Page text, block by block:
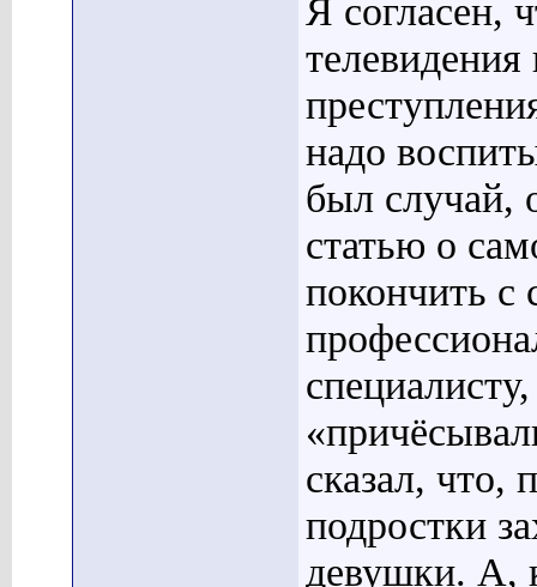
Я согласен,
надо
был случай,
статью о
покончить с
сказал, что,
подростки
девушки. А,